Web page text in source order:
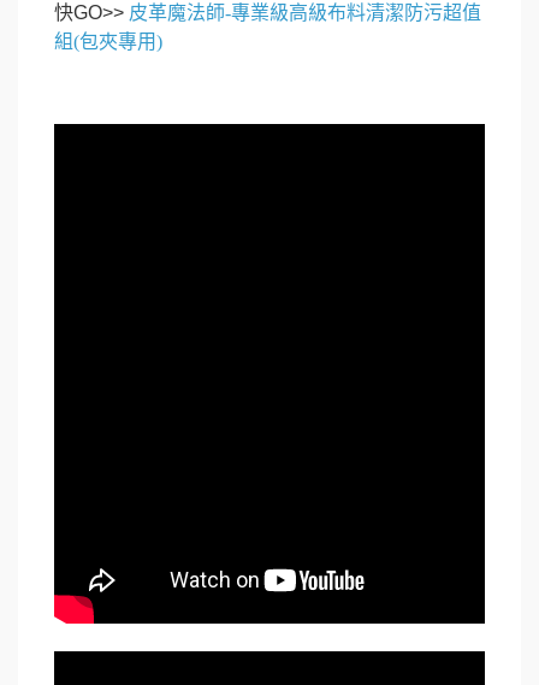
快GO>> 皮革魔法師-專業級高級布料清潔防污超值
組(包夾專用)